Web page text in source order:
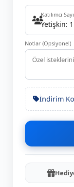
Katılımcı
Yetişkin: 1
Notlar (Opsiyonel)
İndirim